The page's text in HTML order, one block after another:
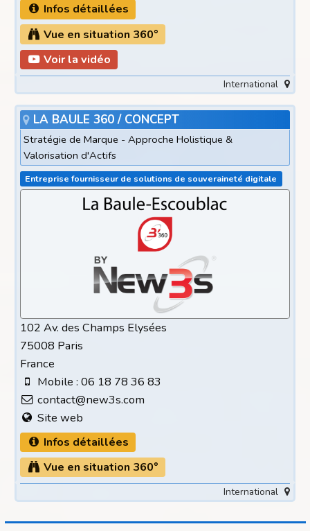
Infos détaillées
Vue en situation 360°
Voir la vidéo
International
LA BAULE 360 / CONCEPT
Stratégie de Marque - Approche Holistique &
Valorisation d'Actifs
Entreprise fournisseur de solutions de souveraineté digitale
102 Av. des Champs Elysées
75008 Paris
France
Mobile : 06 18 78 36 83
contact@new3s.com
Site web
Infos détaillées
Vue en situation 360°
International